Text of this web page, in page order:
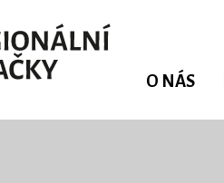
O NÁS